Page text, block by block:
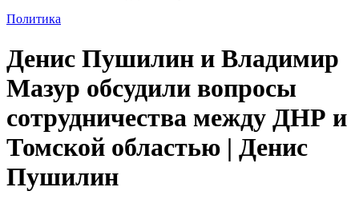
Политика
Денис Пушилин и Владимир
Мазур обсудили вопросы
сотрудничества между ДНР и
Томской областью | Денис
Пушилин